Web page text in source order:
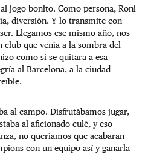
jogo bonito. Como persona, Roni
diversión. Y lo transmite con
Llegamos ese mismo año, nos
que venía a la sombra del
como si se quitara a esa
al Barcelona, a la ciudad
al campo. Disfrutábamos jugar,
al aficionado culé, y eso
no queríamos que acabaran
con un equipo así y ganarla